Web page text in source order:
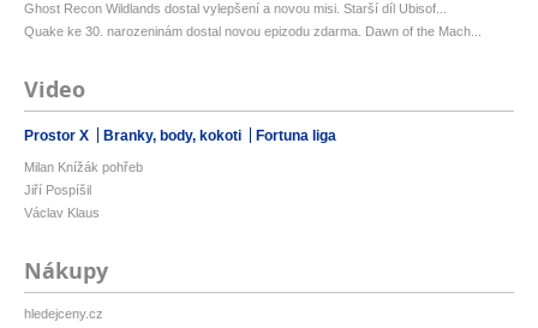
Ghost Recon Wildlands dostal vylepšení a novou misi. Starší díl Ubisof...
Quake ke 30. narozeninám dostal novou epizodu zdarma. Dawn of the Mach...
Video
Prostor X Branky, body, kokoti Fortuna liga
Milan Knížák pohřeb
Jiří Pospíšil
Václav Klaus
Nákupy
hledejceny.cz